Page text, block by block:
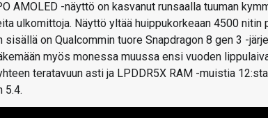
AMOLED -näyttö on kasvanut runsaalla tuuman
ulkomittoja. Näyttö yltää huippukorkeaan 4500
on Qualcommin tuore Snapdragon 8 gen 3 -
myös monessa muussa ensi vuoden
teratavuun asti ja LPDDR5X RAM -muistia
5.4.